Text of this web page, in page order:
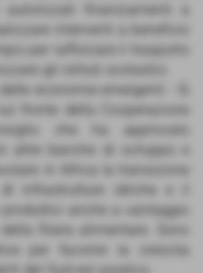
finanziamenti a
interventi a beneficio
per rafforzare il trasporto
gli istituti scolastici.
economie emergenti - Si
fronte della Cooperazione
che ha approvato
altre banche di sviluppo e
in Africa la transizione
infrastrutture idriche e il
anche a vantaggio
filiera alimentare. Sono
per favorire la crescita